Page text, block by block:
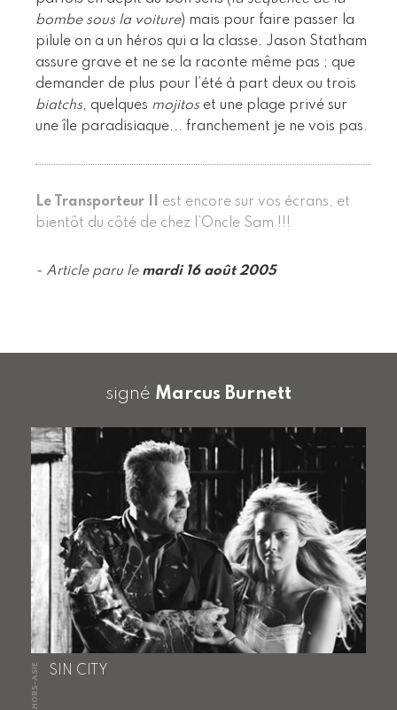
bombe sous la voiture) mais pour faire passer la
pilule on a un héros qui a la classe. Jason Statham
assure grave et ne se la raconte même pas ; que
demander de plus pour l’été à part deux ou trois
biatchs, quelques mojitos et une plage privé sur
une île paradisiaque... franchement je ne vois pas.
Le Transporteur II
est encore sur vos écrans, et
bientôt du côté de chez l’Oncle Sam !!!
- Article paru le mardi 16 août 2005
signé Marcus Burnett
HORS-ASIE SIN CITY